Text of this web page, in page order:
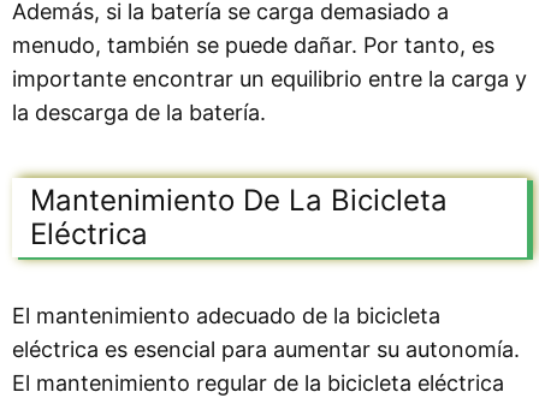
Además, si la batería se carga demasiado a
menudo, también se puede dañar. Por tanto, es
importante encontrar un equilibrio entre la carga y
la descarga de la batería.
Mantenimiento De La Bicicleta
Eléctrica
El mantenimiento adecuado de la bicicleta
eléctrica es esencial para aumentar su autonomía.
El mantenimiento regular de la bicicleta eléctrica